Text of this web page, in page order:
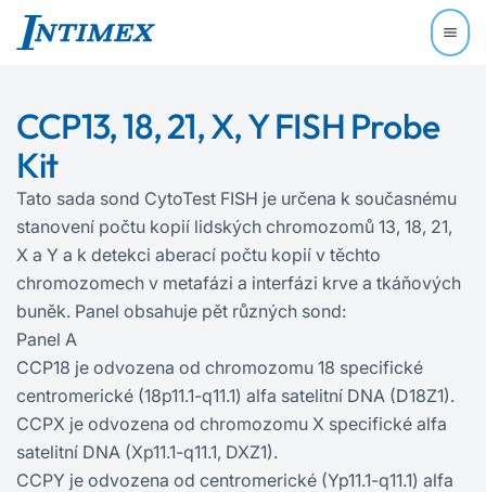
CCP13, 18, 21, X, Y FISH Probe
Kit
Tato sada sond CytoTest FISH je určena k současnému
stanovení počtu kopií lidských chromozomů 13, 18, 21,
X a Y a k detekci aberací počtu kopií v těchto
chromozomech v metafázi a interfázi krve a tkáňových
buněk. Panel obsahuje pět různých sond:
Panel A
CCP18 je odvozena od chromozomu 18 specifické
centromerické (18p11.1-q11.1) alfa satelitní DNA (D18Z1).
CCPX je odvozena od chromozomu X specifické alfa
satelitní DNA (Xp11.1-q11.1, DXZ1).
CCPY je odvozena od centromerické (Yp11.1-q11.1) alfa